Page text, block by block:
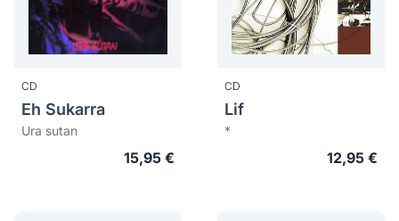
CD
Eh Sukarra
Ura sutan
15,95 €
CD
Lif
*
12,95 €